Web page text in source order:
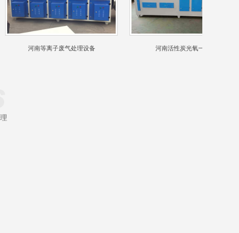
河南等离子废气处理设备 河南活性炭光氧一体机